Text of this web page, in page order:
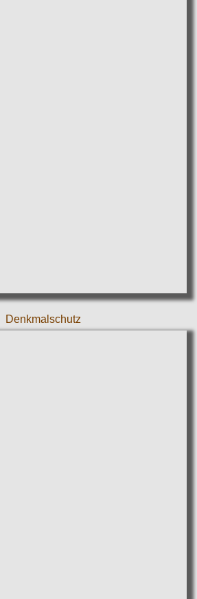
Denkmalschutz